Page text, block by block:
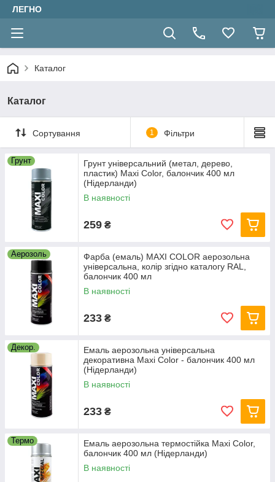
ЛЕГНО
Каталог
Каталог
Сортування 1 Фільтри
Грунт
Грунт універсальний (метал, дерево,
пластик) Maxi Color, балончик 400 мл
(Нідерланди)
В наявності
259 ₴
Аерозоль
Фарба (емаль) MAXI COLOR аерозольна
універсальна, колір згідно каталогу RAL,
балончик 400 мл
В наявності
233 ₴
Декор.
Емаль аерозольна універсальна
декоративна Maxi Color - балончик 400 мл
(Нідерланди)
В наявності
233 ₴
Термо
Емаль аерозольна термостійка Maxi Color,
балончик 400 мл (Нідерланди)
В наявності